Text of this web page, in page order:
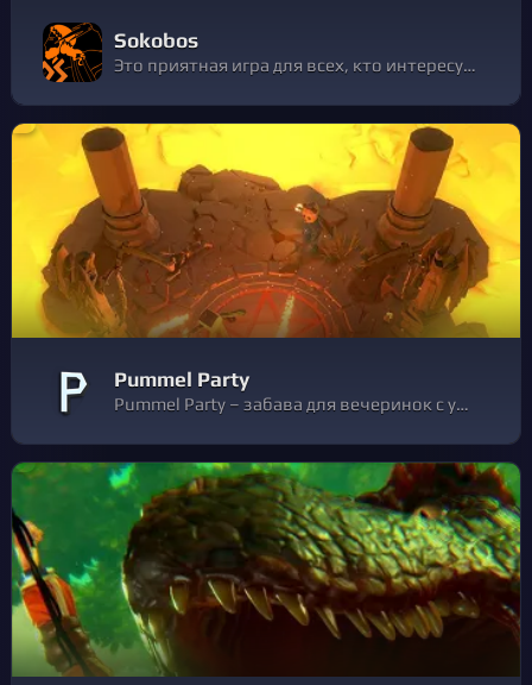
Sokobos
Это приятная игра для всех, кто интересуется головоломками, и она дает вам множество возможностей изучить уровни, прежде чем сделать первый ход.
Pummel Party
Pummel Party – забава для вечеринок с участием 4-8 игроков и возможностью состязаться как по сети, так и локально. Побеждайте друзей или ИИ с помощью нелепых предметов в режиме настольной игры и соревнуйтесь с друзьями (которые могут легко превратиться во врагов) в уникальной подборке мини-игр.